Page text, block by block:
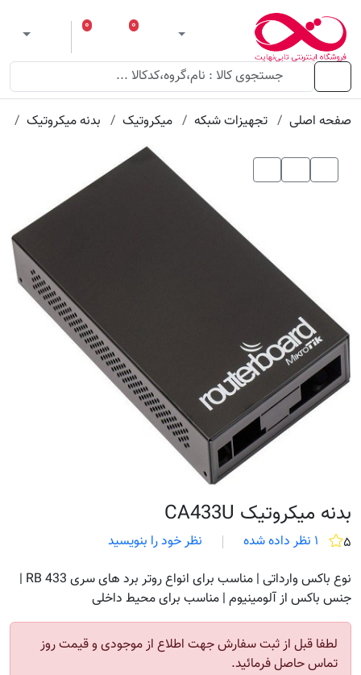
ورود لیست مورد علاقه
۰
سبد خرید
۰
منو
صفحه اصلی
تجهیزات شبکه میکروتیک بدنه میکروتیک
بدنه میکروتیک CA433U
۵ ۱ نظر داده شده
نظر خود را بنویسید
نوع باکس وارداتی | مناسب برای انواع روتر برد های سری RB 433 |
جنس باکس از آلومینیوم | مناسب برای محیط داخلی
لطفا قبل از ثبت سفارش جهت اطلاع از موجودی و قیمت روز
تماس حاصل فرمائید.
ویژگی
ویژگی